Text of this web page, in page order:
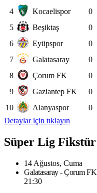
4
Kocaelispor 0
5
Beşiktaş 0
6
Eyüpspor 0
7
Galatasaray 0
8
Çorum FK 0
9
Gaziantep FK 0
10
Alanyaspor 0
Detaylar için tıklayın
Süper Lig Fikstür
14 Ağustos, Cuma
Galatasaray - Çorum FK
21:30